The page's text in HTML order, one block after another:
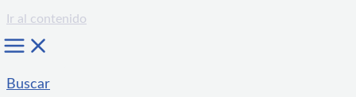
Ir al contenido
Buscar